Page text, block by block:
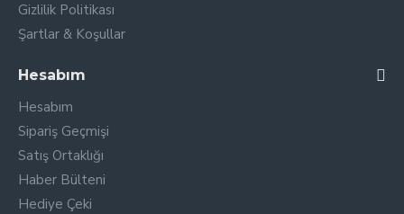
Gizlilik Politikası
Şartlar & Koşullar
Hesabım
Hesabım
Sipariş Geçmişi
Satış Ortaklığı
Haber Bülteni
Hediye Çeki